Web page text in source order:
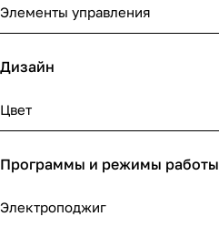
Элементы управления
Дизайн
Цвет
Программы и режимы работы
Электроподжиг